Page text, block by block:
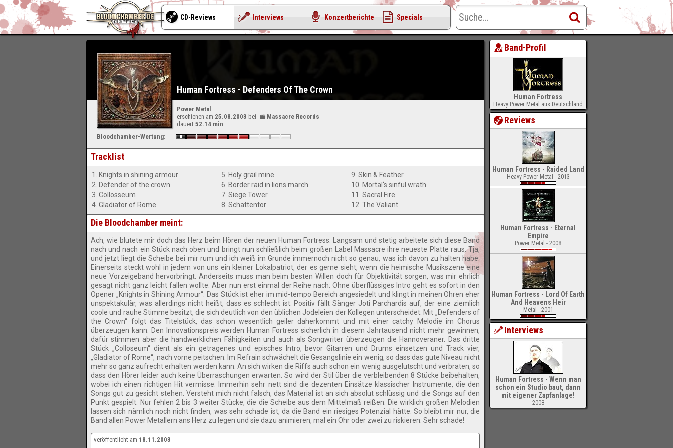
Human Fortress - Defenders Of The Crown
Power Metal
erschienen am 25.08.2003 bei
Massacre Records
dauert 52.14 min
Bloodchamber-Wertung:
Tracklist
1. Knights in shining armour
2. Defender of the crown
3. Collosseum
4. Gladiator of Rome
5. Holy grail mine
6. Border raid in lions march
7. Siege Tower
8. Schattentor
9. Skin & Feather
10. Mortal‘s sinful wrath
11. Sacral Fire
12. The Valiant
Die Bloodchamber meint:
Ach, wie blutete mir doch das Herz beim Hören der neuen Human Fortress. Langsam und stetig arbeitete sich diese Band
nach und nach ein Stück nach oben und bringt nun schließlich beim großen Label Massacre ihre neueste Platte raus. Tja,
und jetzt liegt die Scheibe bei mir rum und ich weiß im Grunde immernoch nicht so genau, was ich davon zu halten habe.
Einerseits steckt wohl in jedem von uns ein kleiner Lokalpatriot, der es gerne sieht, wenn die heimische Musikszene eine
neue Vorzeigeband hervorbringt. Anderseits muss man beim besten Willen doch für Objektivität sorgen, was mir ehrlich
gesagt nicht ganz leicht fallen wollte. Aber nun erst einmal der Reihe nach: Ohne überflüssiges Intro geht es sofort in den
Opener „Knights in Shining Armour“. Das Stück ist eher im mid-tempo Bereich angesiedelt und klingt in meinen Ohren eher
unspektakulär, was allerdings nicht heißt, dass es schlecht ist. Positiv fällt Sänger Joti Parchardis auf, der eine ziemlich
coole und rauhe Stimme besitzt, die sich deutlich von den üblichen Jodeleien der Kollegen unterscheidet. Mit „Defenders of
the Crown“ folgt das Titelstück, das schon wesentlich geiler daherkommt und mit einer catchy Melodie im Chorus
überzeugen kann. Den Innovationspreis werden Human Fortress sicherlich in diesem Jahrtausend nicht mehr gewinnen,
dafür stimmen aber die handwerklichen Fähigkeiten und auch als Songwriter überzeugen die Hannoveraner. Das dritte
Stück „Colloseum“ dient als ein getragenes und episches Intro, bevor Gitarren und Drums einsetzen und Track vier,
„Gladiator of Rome“, nach vorne peitschen. Im Refrain schwächelt die Gesangslinie ein wenig, so dass das gute Niveau nicht
mehr so ganz aufrecht erhalten werden kann. An sich wirken die Riffs auch schon ein wenig ausgelutscht und verbraten, so
dass den Hörer leider auch keine Überraschungen erwarten. So wird der Stil über die verbleibenden 8 Stücke beibehalten,
wobei ich einen richtigen Hit vermisse. Immerhin sehr nett sind die dezenten Einsätze klassischer Instrumente, die den
Songs gut zu gesicht stehen. Versteht mich nicht falsch, das Material ist an sich absolut schlüssig und die Songs auf den
Punkt gespielt. Nur fehlen 2 bis 3 weiter Stücke, die die Scheibe aus dem Mittelmaß reißen. Die wirklich großen Melodien
lassen sich nämlich noch nicht finden, was sehr schade ist, da die Band ein riesiges Potenzial hätte. So bleibt mir nur, die
Band allen Power Metallern ans Herz zu legen und sie dazu animieren, mal ein Ohr oder zwei zu riskieren. Sehr schade!
veröffentlicht am 18.11.2003
Band-Profil
Human Fortress
Heavy Power Metal aus Deutschland
Reviews
Human Fortress - Raided Land
Heavy Power Metal - 2013
Human Fortress - Eternal
Empire
Power Metal - 2008
Human Fortress - Lord Of Earth
And Heavens Heir
Metal - 2001
Interviews
Human Fortress - Wenn man
schon ein Studio baut, dann
mit eigener Zapfanlage!
2008
CD-Reviews Interviews Konzertberichte Specials